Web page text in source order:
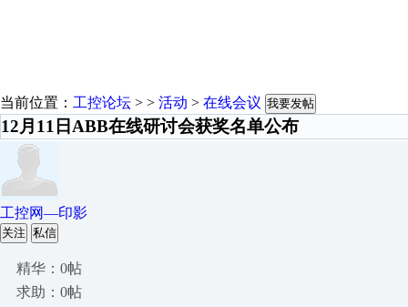
当前位置： 工控论坛 > > 活动 > 在线会议 我要发帖
12月11日ABB在线研讨会获奖名单公布
工控网—印影
关注 私信
精华：0帖
求助：0帖